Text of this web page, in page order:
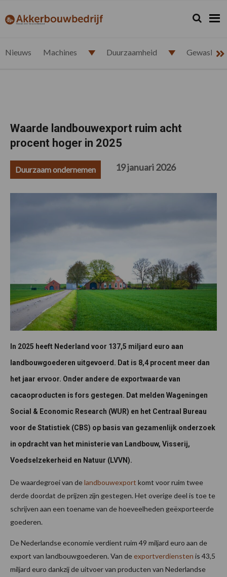
de
de
de
de
akkerbouwbedrijf.nl Zoeken...
Zoek
Nieuws Machines Duurzaamheid
Waarde landbouwexport ruim acht
procent hoger in 2025
Duurzaam ondernemen 19 januari 2026
In 2025 heeft Nederland voor 137,5 miljard euro aan
landbouwgoederen uitgevoerd. Dat is 8,4 procent meer dan
het jaar ervoor. Onder andere de exportwaarde van
cacaoproducten is fors gestegen. Dat melden Wageningen
Social & Economic Research (WUR) en het Centraal Bureau
voor de Statistiek (CBS) op basis van gezamenlijk onderzoek
in opdracht van het ministerie van Landbouw, Visserij,
Voedselzekerheid en Natuur (LVVN).
De waardegroei van delandbouwexport komt voor ruim twee
derde doordat de prijzen zijn gestegen. Het overige deel is toe te
schrijven aan een toename van de hoeveelheden geëxporteerde
goederen.
De Nederlandse economie verdient ruim 49 miljard euro aan de
export van landbouwgoederen. Van deexportverdiensten is 43,5
miljard euro dankzij de uitvoer van producten van Nederlandse